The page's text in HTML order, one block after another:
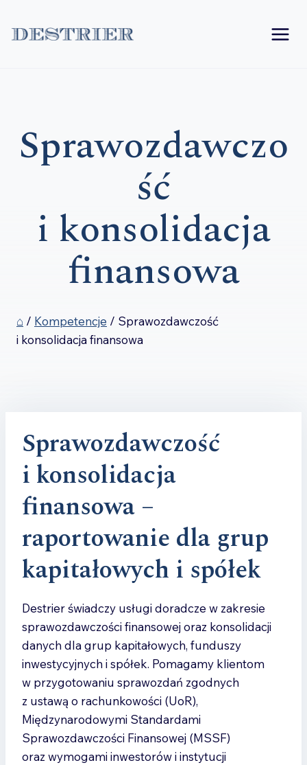
do
Sprawozdawczo
ść
i konsolidacja
finansowa
⌂ / Kompetencje / Sprawozdawczość
i konsolidacja finansowa
Sprawozdawczość
i konsolidacja
finansowa –
raportowanie dla grup
kapitałowych i spółek
Destrier świadczy usługi doradcze w zakresie
sprawozdawczości finansowej oraz konsolidacji
danych dla grup kapitałowych, funduszy
inwestycyjnych i spółek. Pomagamy klientom
w przygotowaniu sprawozdań zgodnych
z ustawą o rachunkowości (UoR),
Międzynarodowymi Standardami
Sprawozdawczości Finansowej (MSSF)
oraz wymogami inwestorów i instytucji